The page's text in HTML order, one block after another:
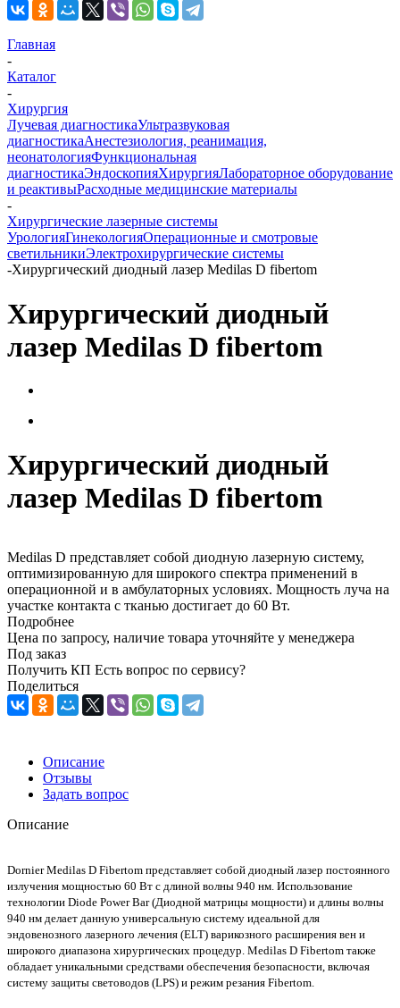
Главная
-
Каталог
-
Хирургия
Лучевая диагностикаУльтразвуковая
диагностикаАнестезиология, реанимация,
неонатологияФункциональная
диагностикаЭндоскопияХирургияЛабораторное оборудование
и реактивыРасходные медицинские материалы
-
Хирургические лазерные системы
УрологияГинекологияОперационные и смотровые
светильникиЭлектрохирургические системы
-Хирургический диодный лазер Medilas D fibertom
Хирургический диодный
лазер Medilas D fibertom
Хирургический диодный
лазер Medilas D fibertom
Medilas D представляет собой диодную лазерную систему,
оптимизированную для широкого спектра применений в
операционной и в амбулаторных условиях. Мощность луча на
участке контакта с тканью достигает до 60 Вт.
Подробнее
Цена по запросу, наличие товара уточняйте у менеджера
Под заказ
Получить КП Есть вопрос по сервису?
Поделиться
Описание
Отзывы
Задать вопрос
Описание
Dornier Medilas D Fibertom представляет собой диодный лазер постоянного
излучения мощностью 60 Вт с длиной волны 940 нм. Использование
технологии Diode Power Bar (Диодной матрицы мощности) и длины волны
940 нм делает данную универсальную систему идеальной для
эндовенозного лазерного лечения (ELT) варикозного расширения вен и
широкого диапазона хирургических процедур. Medilas D Fibertom также
обладает уникальными средствами обеспечения безопасности, включая
систему защиты световодов (LPS) и режим резания Fibertom.